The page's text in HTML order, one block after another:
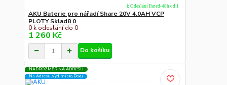
AKU Baterie pro nářadí Share 20V 4.0AH VCP
PLOTY Sklad8 0
0 k odeslání do 0
1 260 Kč
k Odeslání Ihned-48h od 1
Do košíku
NADROZMĚR NA ADRESU
Na Adresu,Výd.místo,Boxu